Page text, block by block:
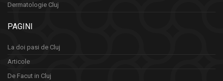
Dermatologie Cluj
PAGINI
La doi pasi de Cluj
Articole
De Facut in Cluj